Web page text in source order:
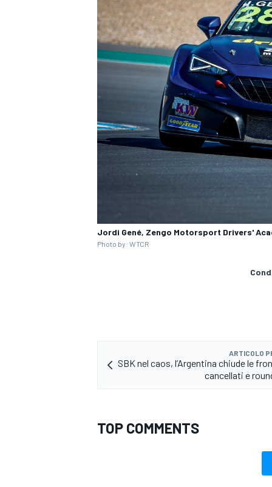
ENDURANCE/GT
Jordi Gené, Zengo Motorsport Drivers'
Photo by: WTCR
ARTICOLO
SBK nel caos, l’Argentina chiude le
cancellati e
TOP COMMENTS